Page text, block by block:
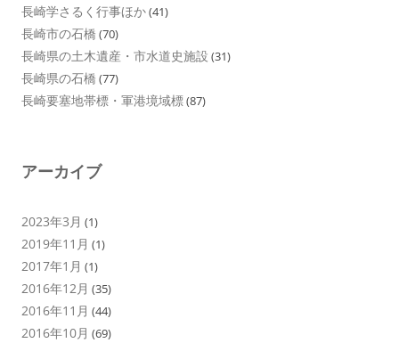
長崎学さるく行事ほか(41)
長崎市の石橋 (70)
長崎県の土木遺産・市水道史施設 (31)
長崎県の石橋 (77)
長崎要塞地帯標・軍港境域標(87)
アーカイブ
2023年3月 (1)
2019年11月 (1)
2017年1月 (1)
2016年12月 (35)
2016年11月 (44)
2016年10月 (69)